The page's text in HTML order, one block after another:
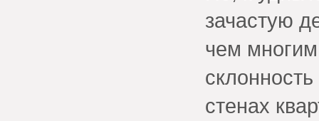
зачастую
чем
стенах